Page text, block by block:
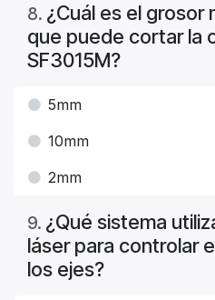
8. ¿Cuál es el grosor
que puede cortar la
SF3015M?
5mm
10mm
2mm
9. ¿Qué sistema
láser para controlar
los ejes?